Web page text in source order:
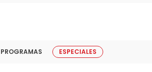
PROGRAMAS ESPECIALES